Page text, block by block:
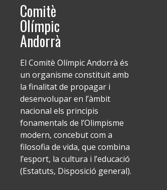
Comitè
Olímpic
Andorrà
El Comitè Olímpic Andorrà és
un organisme constituït amb
la finalitat de propagar i
desenvolupar en l’àmbit
nacional els principis
fonamentals de l’Olimpisme
modern, concebut com a
filosofia de vida, que combina
l’esport, la cultura i l’educació
(Estatuts, Disposició general).